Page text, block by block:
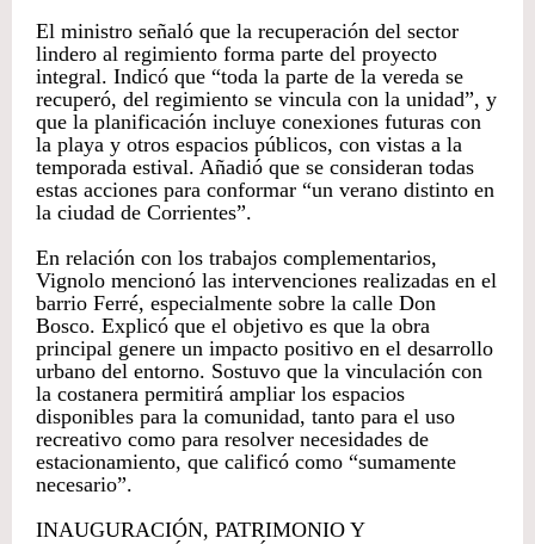
El ministro señaló que la recuperación del sector
lindero al regimiento forma parte del proyecto
integral. Indicó que “toda la parte de la vereda se
recuperó, del regimiento se vincula con la unidad”, y
que la planificación incluye conexiones futuras con
la playa y otros espacios públicos, con vistas a la
temporada estival. Añadió que se consideran todas
estas acciones para conformar “un verano distinto en
la ciudad de Corrientes”.
En relación con los trabajos complementarios,
Vignolo mencionó las intervenciones realizadas en el
barrio Ferré, especialmente sobre la calle Don
Bosco. Explicó que el objetivo es que la obra
principal genere un impacto positivo en el desarrollo
urbano del entorno. Sostuvo que la vinculación con
la costanera permitirá ampliar los espacios
disponibles para la comunidad, tanto para el uso
recreativo como para resolver necesidades de
estacionamiento, que calificó como “sumamente
necesario”.
INAUGURACIÓN, PATRIMONIO Y